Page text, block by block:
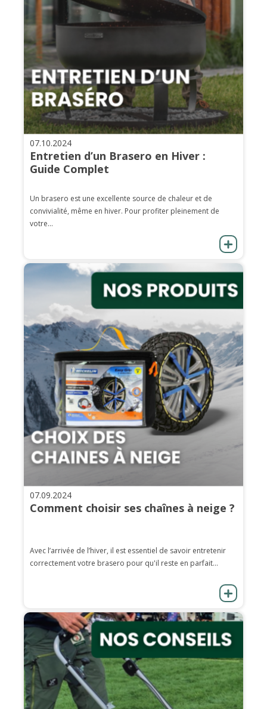
07.10.2024
Entretien d’un Brasero en Hiver :
Guide Complet
Un brasero est une excellente source de chaleur et de
convivialité, même en hiver. Pour profiter pleinement de
votre...
07.09.2024
Comment choisir ses chaînes à neige ?
Avec l’arrivée de l’hiver, il est essentiel de savoir entretenir
correctement votre brasero pour qu'il reste en parfait...